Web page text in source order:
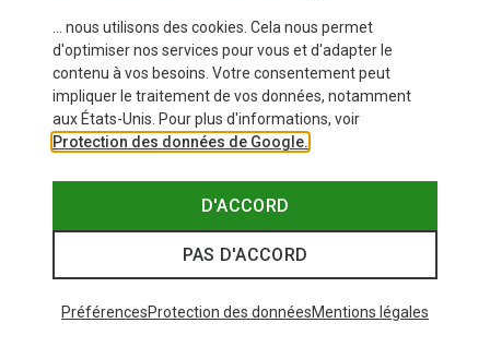
... nous utilisons des cookies. Cela nous permet
d'optimiser nos services pour vous et d'adapter le
contenu à vos besoins. Votre consentement peut
impliquer le traitement de vos données, notamment
aux États-Unis. Pour plus d'informations, voir
Protection des données de Google.
D'ACCORD
PAS D'ACCORD
PréférencesProtection des donnéesMentions légales